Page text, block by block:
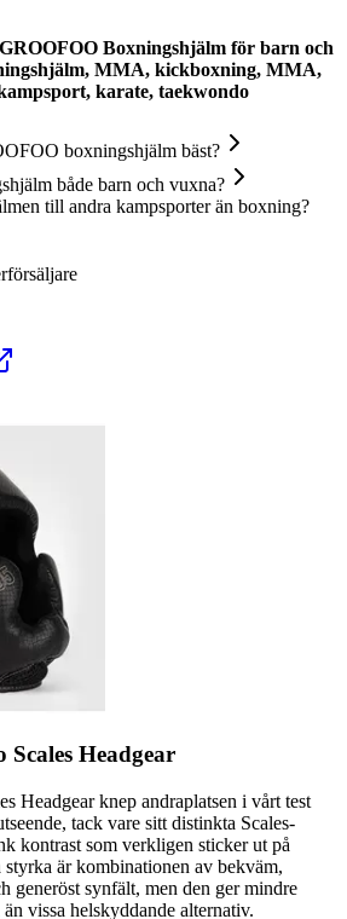
GROOFOO Boxningshjälm för barn och
MMA, kickboxning, MMA,
karate, taekwondo
boxningshjälm bäst?
både barn och vuxna?
till andra kampsporter än boxning?
Headgear
Headgear knep andraplatsen i vårt test
tack vare sitt distinkta Scales-
kontrast som verkligen sticker ut på
styrka är kombinationen av bekväm,
generöst synfält, men den ger mindre
vissa helskyddande alternativ.